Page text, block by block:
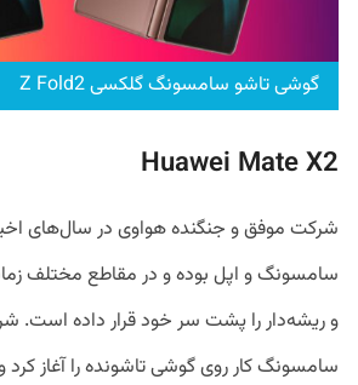
گوشی تاشو سامسونگ گلکسی Z Fold2
Huawei Mate X2
شرکت موفق و جنگنده هواوی در سال‌های
سامسونگ و اپل بوده و در مقاطع مختلف
و ریشه‌دار را پشت سر خود قرار داده است.
سامسونگ کار روی گوشی تاشونده را آغاز کرد